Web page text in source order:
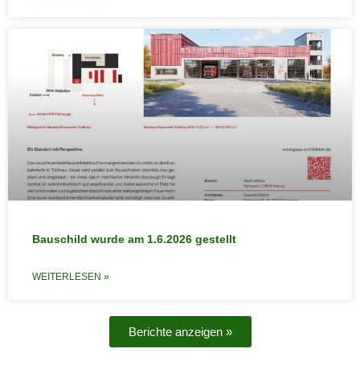
Bauschild wurde am 1.6.2026 gestellt
WEITERLESEN »
Berichte anzeigen »